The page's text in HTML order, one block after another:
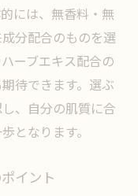
には、無香料・無
分配合のものを選
ーブエキス配合の
待できます。選ぶ
、自分の肌質に合
となります。
イント